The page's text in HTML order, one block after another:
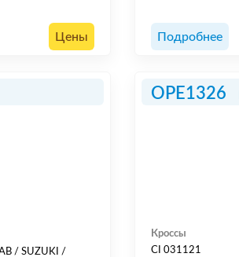
Цены Подробнее
/ SUZUKI /
OPE1326
Кроссы
CI 031121